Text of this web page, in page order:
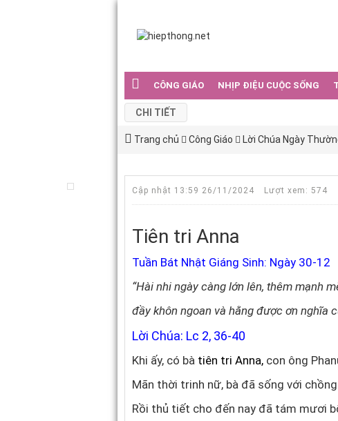
CÔNG GIÁO NHỊP ĐIỆU CUỘC SỐNG
CHI TIẾT
Trang chủ Công Giáo Lời Chúa Ngày
Cập nhật 13:59 26/11/2024 Lượt xem: 574
Tiên tri Anna
Tuần Bát Nhật Giáng Sinh: Ngày 30-12
“Hài nhi ngày càng lớn lên, thêm mạnh
đầy khôn ngoan và hằng được ơn nghĩa
Lời Chúa: Lc 2, 36-40
Khi ấy, có bà tiên tri Anna, con ông
Mãn thời trinh nữ, bà đã sống với
Rồi thủ tiết cho đến nay đã tám mươi